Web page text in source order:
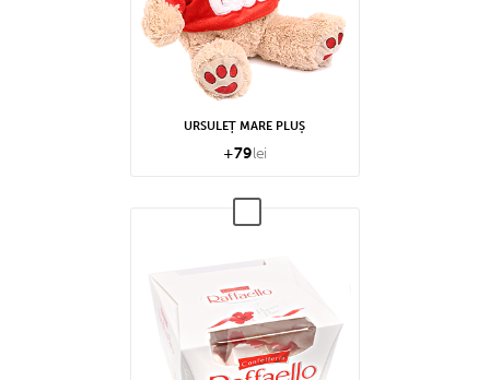
URSULEȚ MARE PLUȘ
+79lei